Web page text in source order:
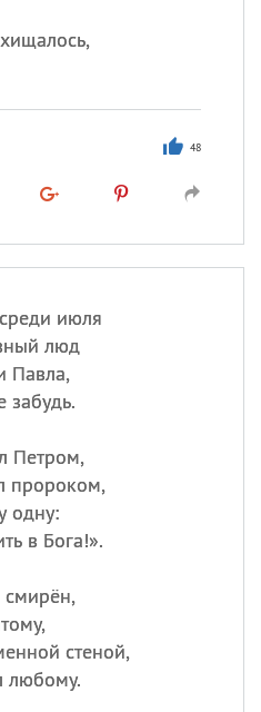
48
июля
люд
Павла,
забудь.
Петром,
пророком,
одну:
в Бога!».
смирён,
стеной,
любому.
, Афанасий,Борис